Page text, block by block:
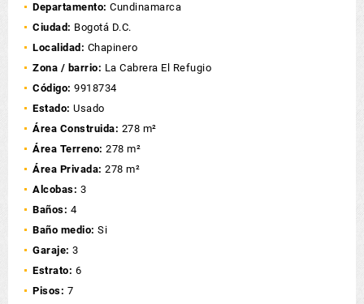
Departamento: Cundinamarca
Ciudad: Bogotá D.C.
Localidad: Chapinero
Zona / barrio: La Cabrera El Refugio
Código: 9918734
Estado: Usado
Área Construida: 278 m²
Área Terreno: 278 m²
Área Privada: 278 m²
Alcobas: 3
Baños: 4
Baño medio: Si
Garaje: 3
Estrato: 6
Pisos: 7